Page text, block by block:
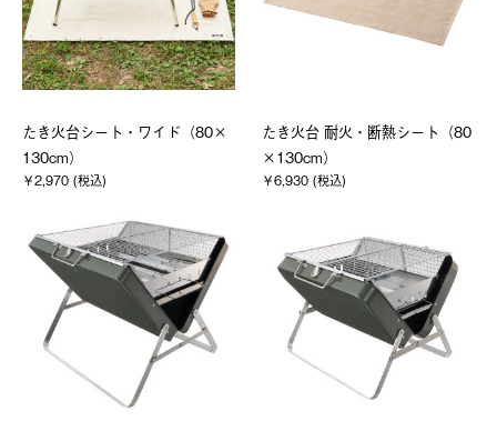
たき火台シート・ワイド（80×
130cm）
￥2,970 (税込)
たき火台 耐火・断熱シート（80
×130cm）
￥6,930 (税込)